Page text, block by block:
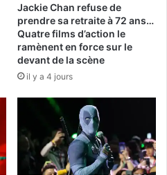
Jackie Chan refuse de
prendre sa retraite à 72 ans…
Quatre films d’action le
ramènent en force sur le
devant de la scène
il y a 4 jours